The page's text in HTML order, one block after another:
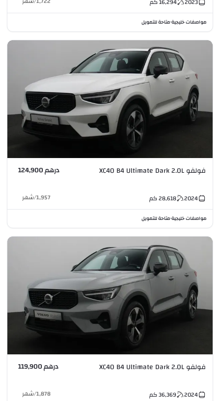
2023
16,294كم
مواصفات خليجية•متاحة للتمويل
فولفو XC40 B4 Ultimate Dark 2.0L درهم 124,900
2024
28,618كم 1,957
/شهر
مواصفات خليجية•متاحة للتمويل
فولفو XC40 B4 Ultimate Dark 2.0L درهم 119,900
2024
36,369كم 1,878
/شهر